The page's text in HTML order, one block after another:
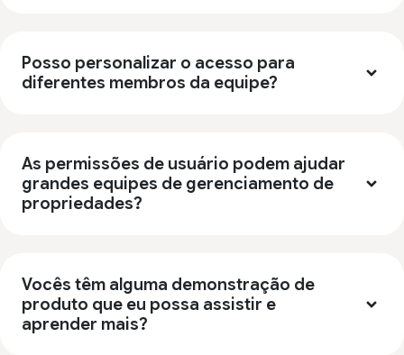
Posso personalizar o acesso para
diferentes membros da equipe?
As permissões de usuário podem ajudar
grandes equipes de gerenciamento de
propriedades?
Vocês têm alguma demonstração de
produto que eu possa assistir e
aprender mais?